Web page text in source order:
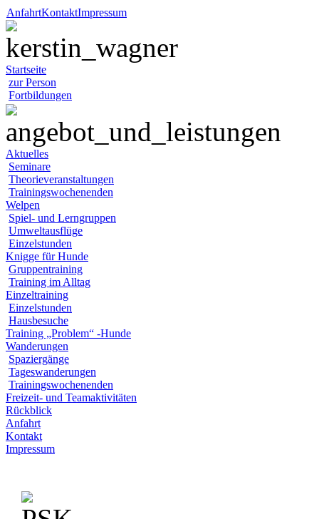
AnfahrtKontaktImpressum
Startseite
zur Person
Fortbildungen
Aktuelles
Seminare
Theorieveranstaltungen
Trainingswochenenden
Welpen
Spiel- und Lerngruppen
Umweltausflüge
Einzelstunden
Knigge für Hunde
Gruppentraining
Training im Alltag
Einzeltraining
Einzelstunden
Hausbesuche
Training „Problem“ -Hunde
Wanderungen
Spaziergänge
Tageswanderungen
Trainingswochenenden
Freizeit- und Teamaktivitäten
Rückblick
Anfahrt
Kontakt
Impressum